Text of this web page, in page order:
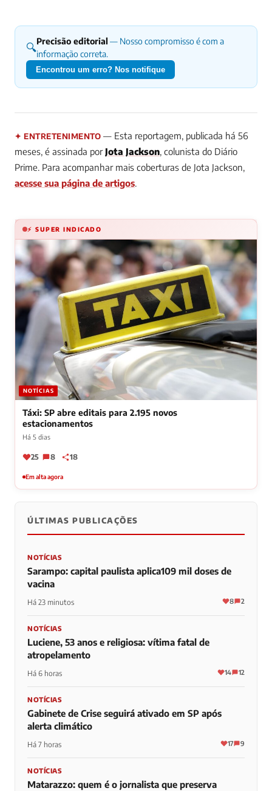
🔍Precisão editorial — Nosso compromisso é com a
informação correta.
Encontrou um erro? Nos notifique
✦ ENTRETENIMENTO — Esta reportagem, publicada há 56
meses, é assinada porJota Jackson, colunista do Diário
Prime. Para acompanhar mais coberturas de Jota Jackson,
acesse sua página de artigos.
⚡ SUPER INDICADO
NOTÍCIAS
Táxi: SP abre editais para 2.195 novos
estacionamentos
Há 5 dias
25 8 18
Em alta agora
ÚLTIMAS PUBLICAÇÕES
NOTÍCIAS
Sarampo: capital paulista aplica109 mil doses de
vacina
Há 23 minutos 8 2
NOTÍCIAS
Luciene, 53 anos e religiosa: vítima fatal de
atropelamento
Há 6 horas 14 12
NOTÍCIAS
Gabinete de Crise seguirá ativado em SP após
alerta climático
Há 7 horas 17 9
NOTÍCIAS
Matarazzo: quem é o jornalista que preserva